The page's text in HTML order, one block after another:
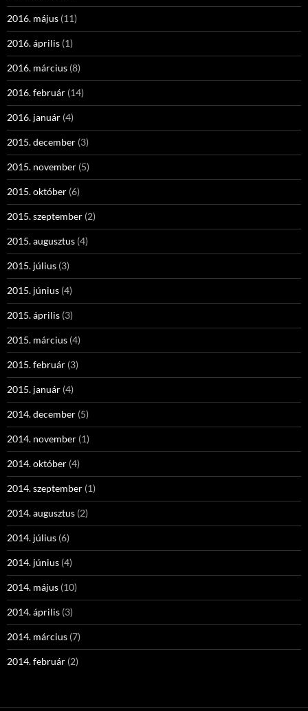
2016. május (11)
2016. április (1)
2016. március (8)
2016. február (14)
2016. január (4)
2015. december (3)
2015. november (5)
2015. október (6)
2015. szeptember (2)
2015. augusztus (4)
2015. július (3)
2015. június (4)
2015. április (3)
2015. március (4)
2015. február (3)
2015. január (4)
2014. december (5)
2014. november (1)
2014. október (4)
2014. szeptember (1)
2014. augusztus (2)
2014. július (6)
2014. június (4)
2014. május (10)
2014. április (3)
2014. március (7)
2014. február (2)